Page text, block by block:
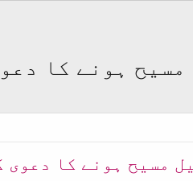
ہونے کا
مسیح ہونے کا دعوی